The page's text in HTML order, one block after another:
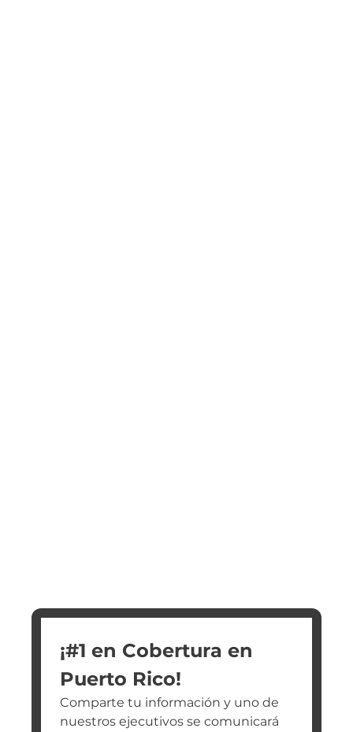
¡#1 en Cobertura en
Puerto Rico!
Comparte tu información y uno de
nuestros ejecutivos se comunicará